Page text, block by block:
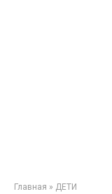
Главная » ДЕТИ